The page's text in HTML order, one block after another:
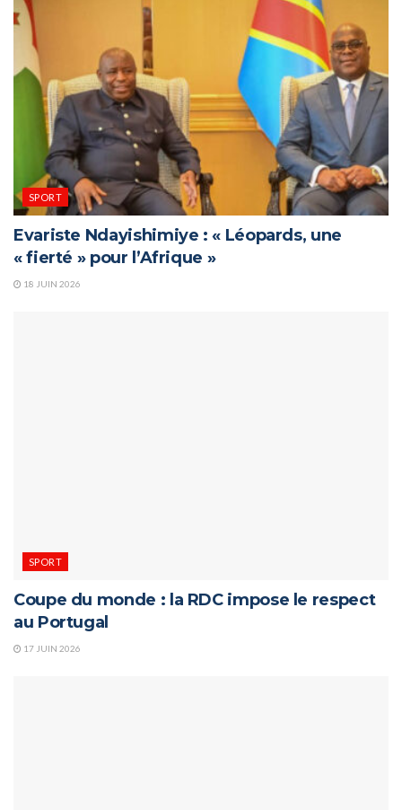
SPORT
Evariste Ndayishimiye : « Léopards, une
« fierté » pour l’Afrique »
18 JUIN 2026
SPORT
Coupe du monde : la RDC impose le respect
au Portugal
17 JUIN 2026